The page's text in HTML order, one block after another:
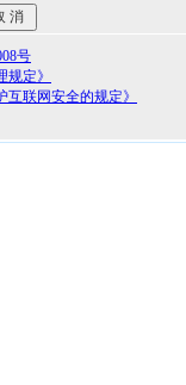
号
定》
联网安全的规定》